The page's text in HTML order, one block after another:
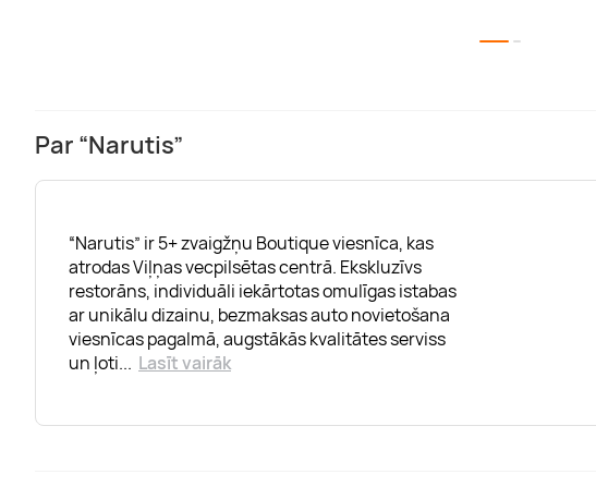
Par “Narutis”
“Narutis” ir 5+ zvaigžņu Boutique viesnīca, kas
atrodas Viļņas vecpilsētas centrā. Ekskluzīvs
restorāns, individuāli iekārtotas omulīgas istabas
ar unikālu dizainu, bezmaksas auto novietošana
viesnīcas pagalmā, augstākās kvalitātes serviss
un ļoti... Lasīt vairāk